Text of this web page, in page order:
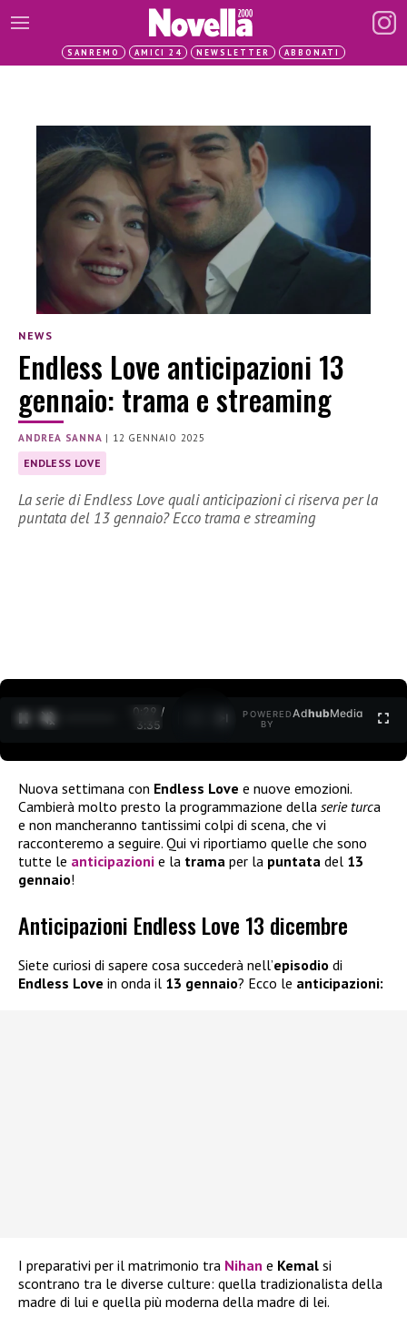
SANREMO AMICI 24 NEWSLETTER ABBONATI
NEWS
Endless Love anticipazioni 13
gennaio: trama e streaming
ANDREA SANNA | 12 GENNAIO 2025
ENDLESS LOVE
La serie di Endless Love quali anticipazioni ci riserva per la
puntata del 13 gennaio? Ecco trama e streaming
0:30 /
3:35
POWERED
BY
AdhubMedia
Nuova settimana con Endless Love e nuove emozioni.
Cambierà molto presto la programmazione della serie turca
e non mancheranno tantissimi colpi di scena, che vi
racconteremo a seguire. Qui vi riportiamo quelle che sono
tutte le anticipazioni e la trama per la puntata del 13
gennaio!
Anticipazioni Endless Love 13 dicembre
Siete curiosi di sapere cosa succederà nell’episodio di
Endless Love in onda il 13 gennaio? Ecco le anticipazioni:
I preparativi per il matrimonio tra Nihan e Kemal si
scontrano tra le diverse culture: quella tradizionalista della
madre di lui e quella più moderna della madre di lei.